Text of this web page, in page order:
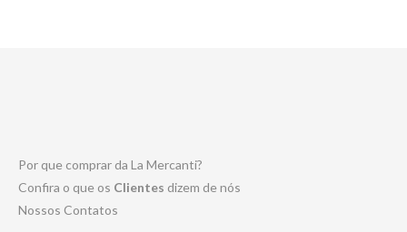
Por que comprar da La Mercanti?
Confira o que os Clientes dizem de nós
Nossos Contatos